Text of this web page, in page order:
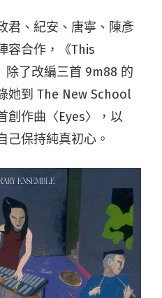
君、紀安、唐寧、陳彥
容合作，《This
了改編三首 9m88 的
她到 The New School
創作曲〈Eyes〉，以
己保持純真初心。